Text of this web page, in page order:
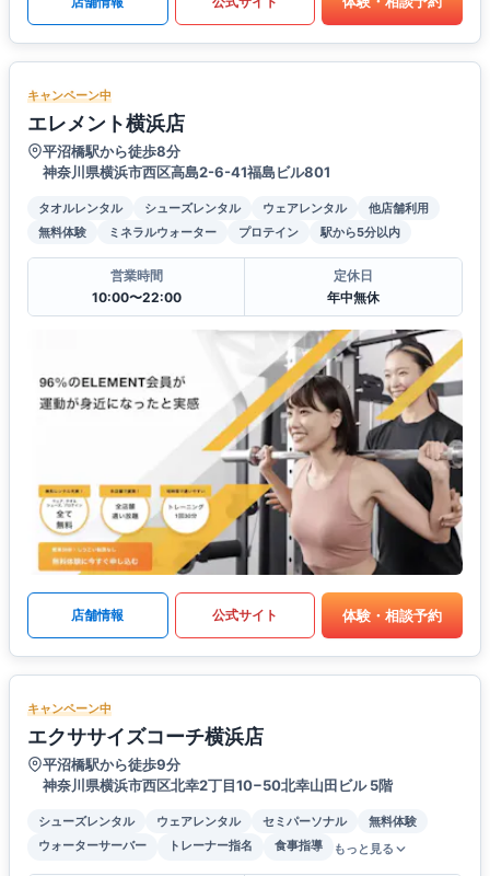
キャンペーン中
エレメント横浜店
平沼橋駅から徒歩8分
神奈川県横浜市西区高島2-6-41福島ビル801
タオルレンタル シューズレンタル ウェアレンタル
他店舗利用
無料体験
ミネラルウォーター プロテイン 駅から5分以内
営業時間
10:00〜22:00
定休日
年中無休
店舗情報 公式サイト 体験・相談予約
キャンペーン中
エクササイズコーチ横浜店
平沼橋駅から徒歩9分
神奈川県横浜市西区北幸2丁目10−50北幸山田ビル 5階
シューズレンタル ウェアレンタル セミパーソナル
無料体験
ウォーターサーバー
トレーナー指名 食事指導 もっと見る